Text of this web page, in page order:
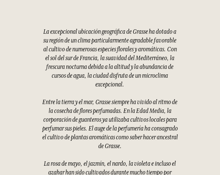
La excepcional ubicación geográfica de Grasse ha dotado a
su región de un clima particularmente agradable favorable
al cultivo de numerosas especies florales y aromáticas. Con
el sol del sur de Francia, la suavidad del Mediterráneo, la
frescura nocturna debida a la altitud y la abundancia de
cursos de agua, la ciudad disfruta de un microclima
excepcional.
Entre la tierra y el mar, Grasse siempre ha vivido al ritmo de
la cosecha de flores perfumadas. En la Edad Media, la
corporación de guanteros ya utilizaba cultivos locales para
perfumar sus pieles. El auge de la perfumería ha consagrado
el cultivo de plantas aromáticas como saber hacer ancestral
de Grasse.
La rosa de mayo, el jazmín, el nardo, la violeta e incluso el
azahar han sido cultivados durante mucho tiempo por